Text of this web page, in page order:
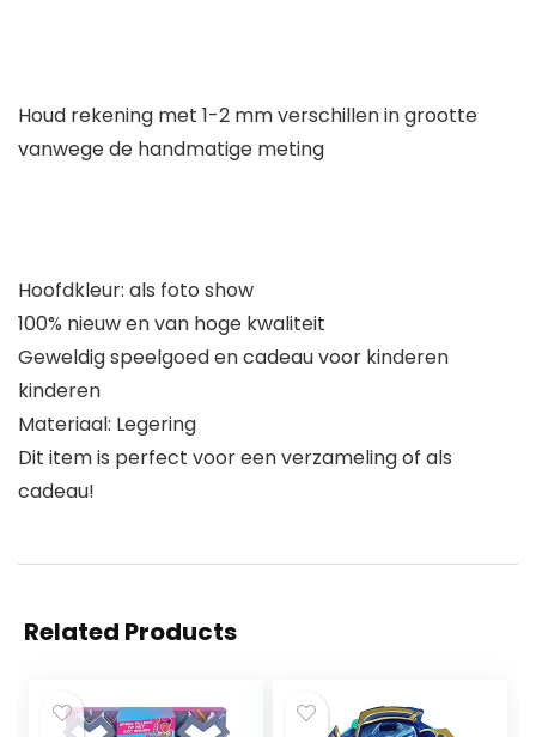
Houd rekening met 1-2 mm verschillen in grootte
vanwege de handmatige meting
Hoofdkleur: als foto show
100% nieuw en van hoge kwaliteit
Geweldig speelgoed en cadeau voor kinderen
kinderen
Materiaal: Legering
Dit item is perfect voor een verzameling of als
cadeau!
Related Products